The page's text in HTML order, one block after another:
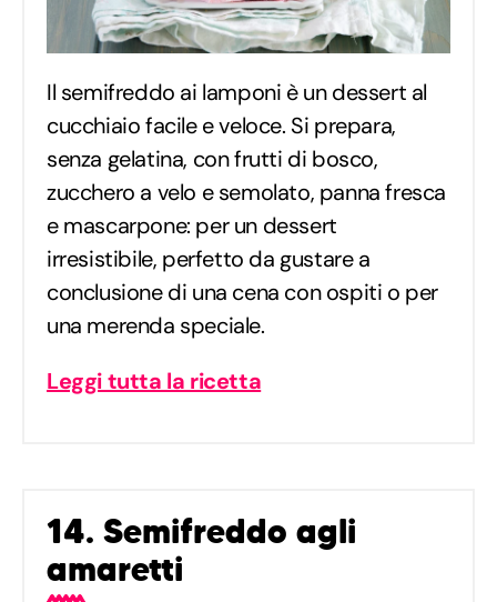
Il semifreddo ai lamponi è un dessert al
cucchiaio facile e veloce. Si prepara,
senza gelatina, con frutti di bosco,
zucchero a velo e semolato, panna fresca
e mascarpone: per un dessert
irresistibile, perfetto da gustare a
conclusione di una cena con ospiti o per
una merenda speciale.
Leggi tutta la ricetta
14. Semifreddo agli
amaretti